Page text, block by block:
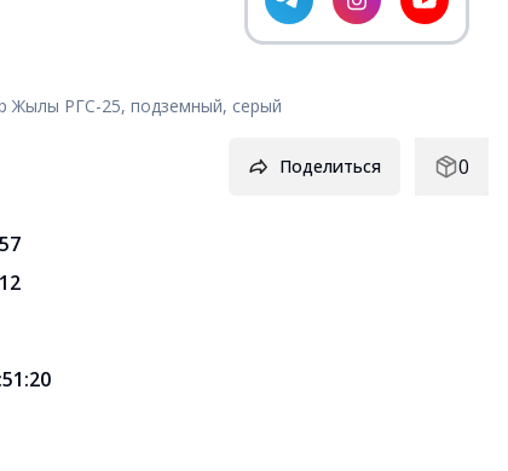
Жылы РГС-25, подземный, серый
Поделиться 0